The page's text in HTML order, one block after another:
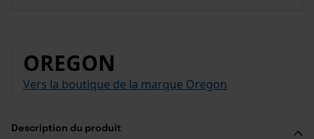
OREGON
Vers la boutique de la marque Oregon
Description du produit